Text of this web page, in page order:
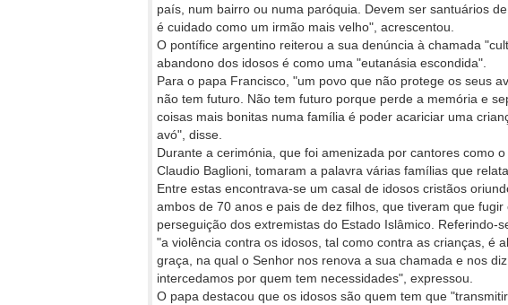
país, num bairro ou numa paróquia. Devem ser santuários
é cuidado como um irmão mais velho", acrescentou.
O pontífice argentino reiterou a sua denúncia à chamada
abandono dos idosos é como uma "eutanásia escondida".
Para o papa Francisco, "um povo que não protege os seus
não tem futuro. Não tem futuro porque perde a memória e
coisas mais bonitas numa família é poder acariciar uma
avó", disse.
Durante a cerimónia, que foi amenizada por cantores como
Claudio Baglioni, tomaram a palavra várias famílias que
Entre estas encontrava-se um casal de idosos cristãos
ambos de 70 anos e pais de dez filhos, que tiveram que
perseguição dos extremistas do Estado Islâmico. Referindo-
"a violência contra os idosos, tal como contra as crianças, é
graça, na qual o Senhor nos renova a sua chamada e nos
intercedamos por quem tem necessidades", expressou.
O papa destacou que os idosos são quem tem que